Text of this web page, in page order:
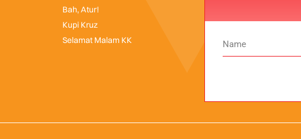
Bah, Atur!
Kupi Kruz
Selamat Malam KK